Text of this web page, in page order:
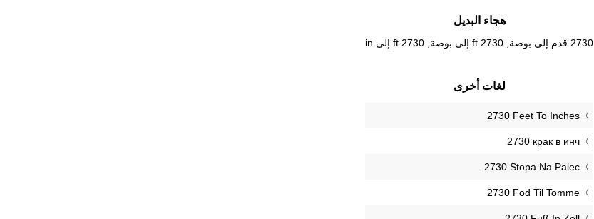
هجاء البديل
2730 قدم إلى بوصة, 2730 ft إلى بوصة, 2730 ft إلى in
لغات أخرى
‎2730 Feet To Inches
‎2730 крак в инч
‎2730 Stopa Na Palec
‎2730 Fod Til Tomme